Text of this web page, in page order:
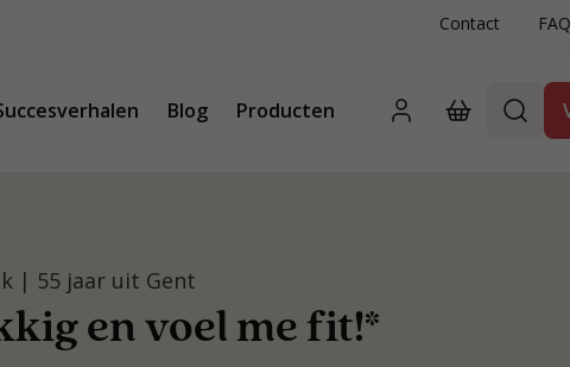
Contact FAQ
Blog Producten
| 55 jaar uit Gent
en voel me fit!*